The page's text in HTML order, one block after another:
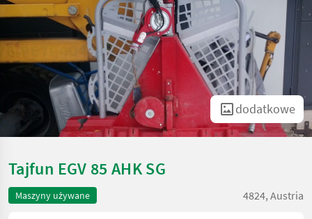
dodatkowe
Tajfun EGV 85 AHK SG
Maszyny używane 4824, Austria